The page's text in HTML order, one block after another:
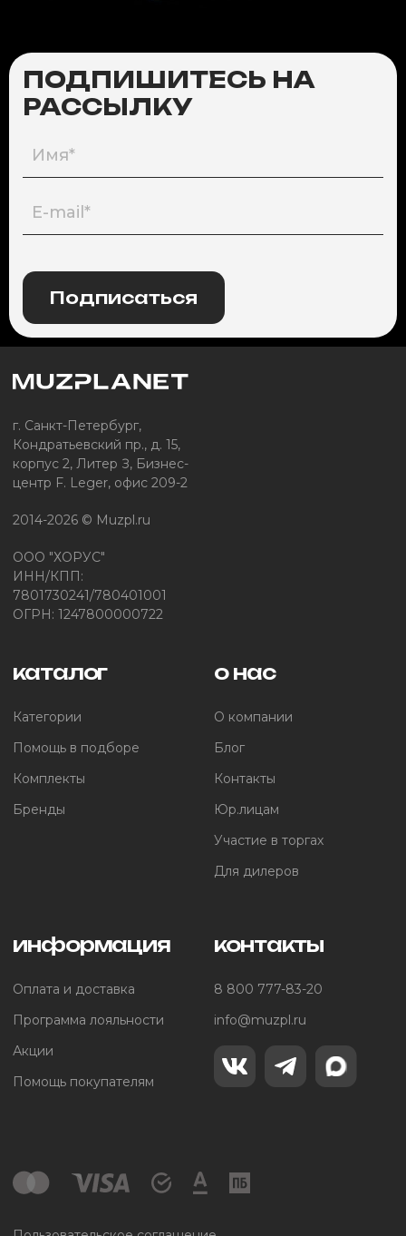
ПОДПИШИТЕСЬ НА
РАССЫЛКУ
Подписаться
г. Санкт-Петербург,
Кондратьевский пр., д. 15,
корпус 2, Литер З, Бизнес-
центр F. Leger, офис 209-2
2014-2026 © Muzpl.ru
ООО "ХОРУС"
ИНН/КПП:
7801730241/780401001
ОГРН: 1247800000722
каталог
Категории
Помощь в подборе
Комплекты
Бренды
о нас
О компании
Блог
Контакты
Юр.лицам
Участие в торгах
Для дилеров
информация
Оплата и доставка
Программа лояльности
Акции
Помощь покупателям
контакты
8 800 777-83-20
info@muzpl.ru